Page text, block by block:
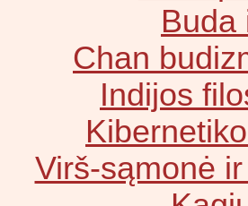
Buda
Chan
Indijos
Virš-sąmonė